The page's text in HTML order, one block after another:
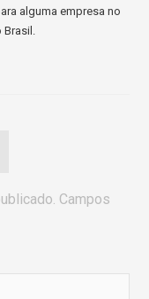
alguma empresa no
Brasil.
Campos